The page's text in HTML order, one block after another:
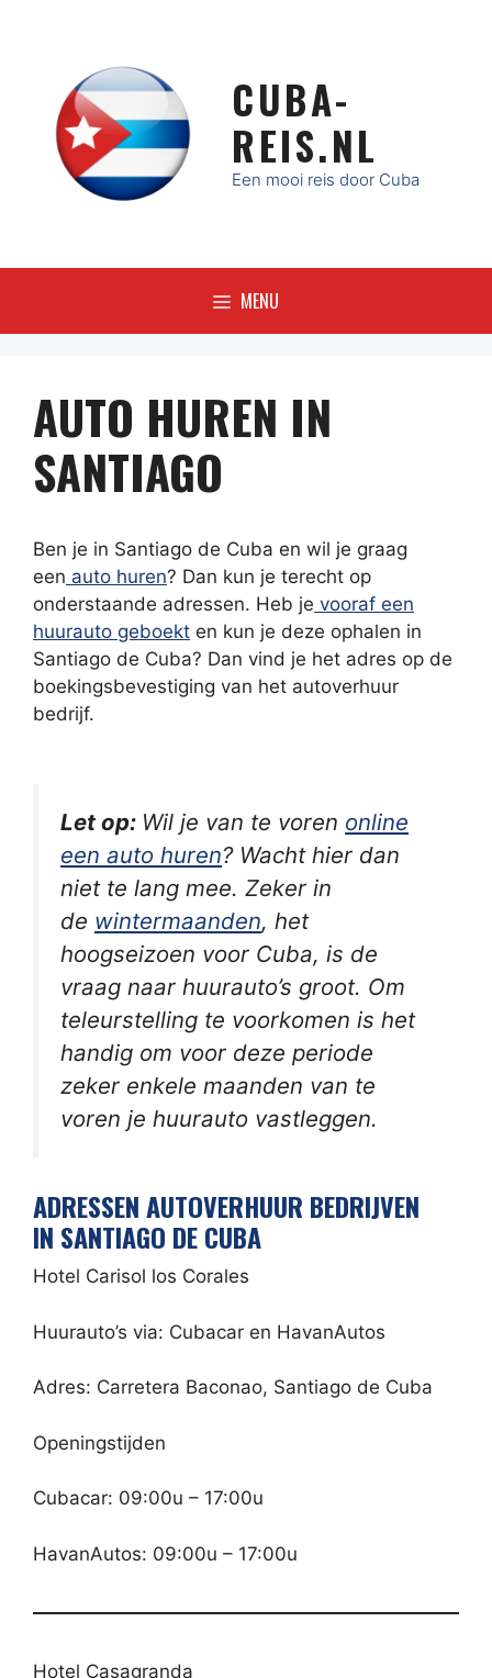
CUBA-
REIS.NL
Een mooi reis door Cuba
MENU
AUTO HUREN IN
SANTIAGO
Ben je in Santiago de Cuba en wil je graag
een auto huren? Dan kun je terecht op
onderstaande adressen. Heb je vooraf een
huurauto geboekt en kun je deze ophalen in
Santiago de Cuba? Dan vind je het adres op de
boekingsbevestiging van het autoverhuur
bedrijf.
Let op: Wil je van te voren online
een auto huren? Wacht hier dan
niet te lang mee. Zeker in
de wintermaanden, het
hoogseizoen voor Cuba, is de
vraag naar huurauto’s groot. Om
teleurstelling te voorkomen is het
handig om voor deze periode
zeker enkele maanden van te
voren je huurauto vastleggen.
ADRESSEN AUTOVERHUUR BEDRIJVEN
IN SANTIAGO DE CUBA
Hotel Carisol los Corales
Huurauto’s via: Cubacar en HavanAutos
Adres: Carretera Baconao, Santiago de Cuba
Openingstijden
Cubacar: 09:00u – 17:00u
HavanAutos: 09:00u – 17:00u
Hotel Casagranda